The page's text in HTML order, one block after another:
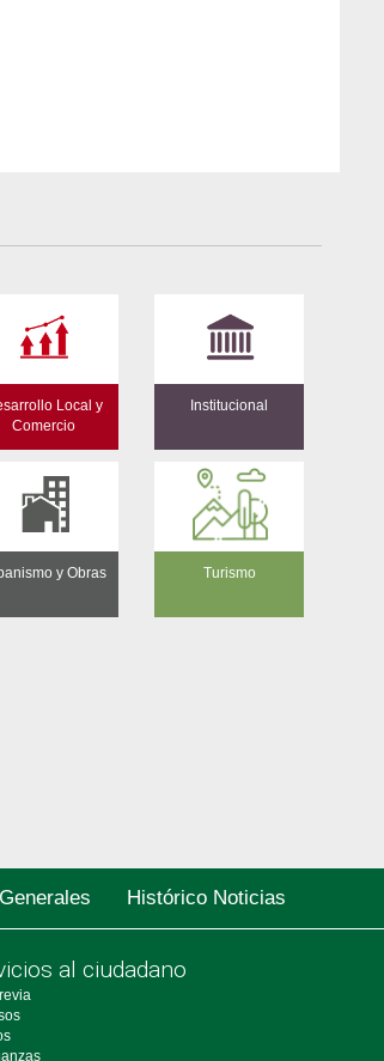
Local y
Comercio
Institucional
y Obras Turismo
Histórico Noticias
al ciudadano